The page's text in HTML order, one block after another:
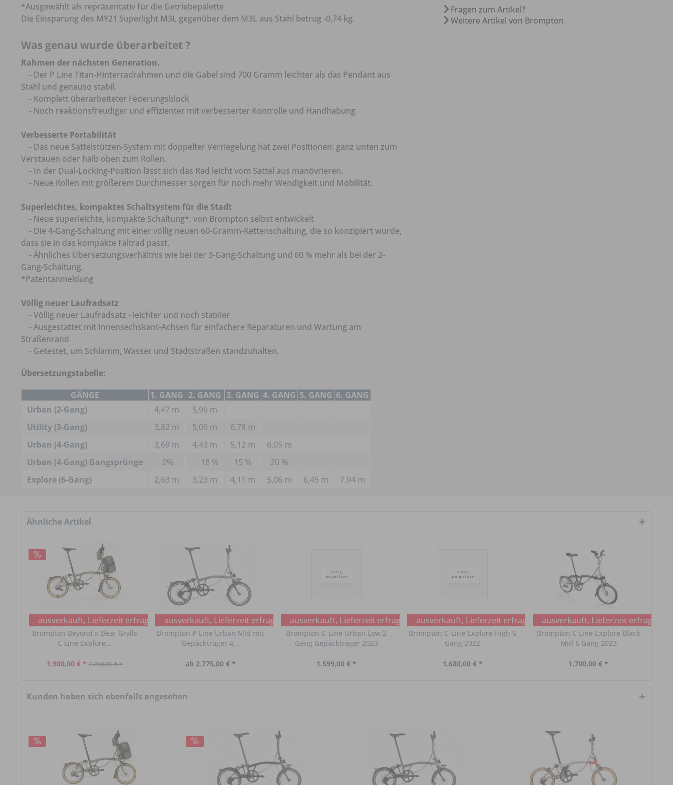
*Ausgewählt als repräsentativ für die Getriebepalette
Die Einsparung des MY21 Superlight M3L gegenüber dem M3L aus Stahl betrug -0,74 kg.
Was genau wurde überarbeitet ?
Rahmen der nächsten Generation.
- Der P Line Titan-Hinterradrahmen und die Gabel sind 700 Gramm leichter als das Pendant aus
Stahl und genauso stabil.
- Komplett überarbeiteter Federungsblock
- Noch reaktionsfreudiger und effizienter mit verbesserter Kontrolle und Handhabung
Verbesserte Portabilität
- Das neue Sattelstützen-System mit doppelter Verriegelung hat zwei Positionen: ganz unten zum
Verstauen oder halb oben zum Rollen.
- In der Dual-Locking-Position lässt sich das Rad leicht vom Sattel aus manövrieren.
- Neue Rollen mit größerem Durchmesser sorgen für noch mehr Wendigkeit und Mobilität.
Superleichtes, kompaktes Schaltsystem für die Stadt
- Neue superleichte, kompakte Schaltung*, von Brompton selbst entwickelt
- Die 4-Gang-Schaltung mit einer völlig neuen 60-Gramm-Kettenschaltung, die so konzipiert wurde,
dass sie in das kompakte Faltrad passt.
- Ähnliches Übersetzungsverhältnis wie bei der 3-Gang-Schaltung und 60 % mehr als bei der 2-
Gang-Schaltung.
*Patentanmeldung
Völlig neuer Laufradsatz
- Völlig neuer Laufradsatz - leichter und noch stabiler
- Ausgestattet mit Innensechskant-Achsen für einfachere Reparaturen und Wartung am
Straßenrand
- Getestet, um Schlamm, Wasser und Stadtstraßen standzuhalten.
Übersetzungstabelle:
GÄNGE
1. GANG 2. GANG 3. GANG 4. GANG 5. GANG 6. GANG
Urban (2-Gang)
4,47 m
5,96 m
Utility (3-Gang)
3,82 m 5,09 m
6,78 m
Urban (4-Gang)
3,69 m 4,43 m 5,12 m
6,05 m
Urban (4-Gang) Gangsprünge
0% 18 % 15 %
20 %
Explore (6-Gang)
2,63 m 3,23 m 4,11 m 5,06 m 6,45 m 7,94 m
Fragen zum Artikel?
Weitere Artikel von Brompton
Ähnliche Artikel
ausverkauft, Lieferzeit erfragen
Brompton Beyond x Bear Grylls
C Line Explore...
1.980,00 € * 2.250,00 € *
ausverkauft, Lieferzeit erfragen
Brompton P Line Urban Mid mit
Gepäckträger 4...
ab 2.775,00 € *
ausverkauft, Lieferzeit erfragen
Brompton C-Line Urban Low 2
Gang Gepäckträger 2023
1.599,00 € *
ausverkauft, Lieferzeit erfragen
Brompton C-Line Explore High 6
Gang 2022
1.680,00 € *
ausverkauft, Lieferzeit erfragen
Brompton C Line Explore Black
Mid 6 Gang 2023
1.700,00 € *
Kunden haben sich ebenfalls angesehen